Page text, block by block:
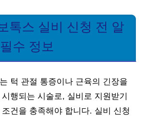
톡스 실비 신청 전 알
수 정보
턱 관절 통증이나 근육의 긴장을
행되는 시술로, 실비로 지원받기
건을 충족해야 합니다. 실비 신청